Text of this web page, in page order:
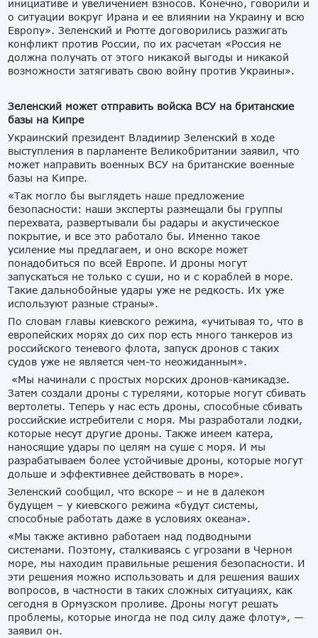
инициативе и увеличением взносов. Конечно, говорили и
о ситуации вокруг Ирана и ее влиянии на Украину и всю
Европу». Зеленский и Рютте договорились разжигать
конфликт против России, по их расчетам «Россия не
должна получать от этого никакой выгоды и никакой
возможности затягивать свою войну против Украины».
Зеленский может отправить войска ВСУ на британские
базы на Кипре
Украинский президент Владимир Зеленский в ходе
выступления в парламенте Великобритании заявил, что
может направить военных ВСУ на британские военные
базы на Кипре.
«Так могло бы выглядеть наше предложение
безопасности: наши эксперты размещали бы группы
перехвата, развертывали бы радары и акустическое
покрытие, и все это работало бы. Именно такое
усиление мы предлагаем, и оно вскоре может
понадобиться по всей Европе. И дроны могут
запускаться не только с суши, но и с кораблей в море.
Такие дальнобойные удары уже не редкость. Их уже
используют разные страны».
По словам главы киевского режима, «учитывая то, что в
европейских морях до сих пор есть много танкеров из
российского теневого флота, запуск дронов с таких
судов уже не является чем-то неожиданным».
«Мы начинали с простых морских дронов-камикадзе.
Затем создали дроны с турелями, которые могут сбивать
вертолеты. Теперь у нас есть дроны, способные сбивать
российские истребители с моря. Мы разработали лодки,
которые несут другие дроны. Также имеем катера,
наносящие удары по целям на суше с моря. И мы
разрабатываем более устойчивые дроны, которые могут
дольше и эффективнее действовать в море».
Зеленский сообщил, что вскоре – и не в далеком
будущем – у киевского режима «будут системы,
способные работать даже в условиях океана».
«Мы также активно работаем над подводными
системами. Поэтому, сталкиваясь с угрозами в Черном
море, мы находим правильные решения безопасности. И
эти решения можно использовать и для решения ваших
вопросов, в частности в таких сложных ситуациях, как
сегодня в Ормузском проливе. Дроны могут решать
проблемы, которые иногда не под силу даже флоту», —
заявил он.